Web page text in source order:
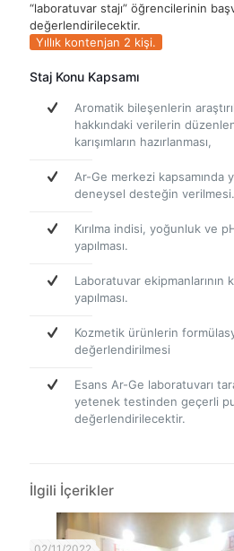
“laboratuvar stajı” öğrencilerinin
değerlendirilecektir.
Yıllık kontenjan 2 kişi.
Staj Konu Kapsamı
Aromatik bileşenlerin
hakkındaki verilerin
karışımların hazırlanması,
Ar-Ge merkezi kapsamında
deneysel desteğin verilmesi.
Kırılma indisi, yoğunluk ve
yapılması.
Laboratuvar ekipmanlarının
yapılması.
Kozmetik ürünlerin
değerlendirilmesi
Esans Ar-Ge laboratuvarı
yetenek testinden geçerli
değerlendirilecektir.
İlgili İçerikler